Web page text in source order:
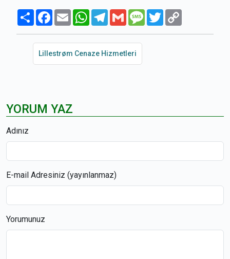
PaylaşFacebook
Email WhatsAppTelegram
Gmail Message
Twitter
Lillestrøm Cenaze Hizmetleri
YORUM YAZ
Adınız
E-mail Adresiniz (yayınlanmaz)
Yorumunuz